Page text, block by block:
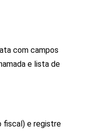
com campos
e lista de
fiscal) e registre